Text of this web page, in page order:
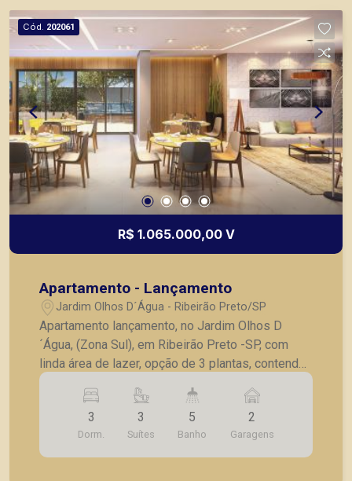
Cód. 202061
R$ 1.065.000,00 V
Apartamento - Lançamento
Jardim Olhos D´Água - Ribeirão Preto/SP
Apartamento lançamento, no Jardim Olhos D
´Água, (Zona Sul), em Ribeirão Preto -SP, com
linda área de lazer, opção de 3 plantas, contendo:
- 3 suítes; - Sala 2 ambientes; - Lavabo; -
Cozinha; - Lavanderia; - Varanda gourmet; - Laje
técnica; - 2 vagas de garagem. - Fotos do
decorado. * Entrega prevista para Fevereiro de
2024. * Consultar valores atualizados e unidades
3
Dorm.
3
Suítes
5
Banho
2
Garagens